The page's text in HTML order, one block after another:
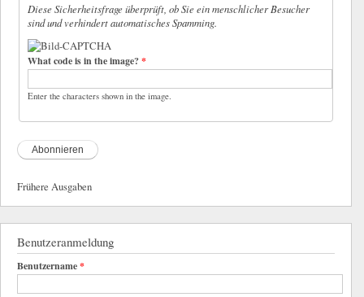
Diese Sicherheitsfrage überprüft, ob Sie ein menschlicher Besucher
sind und verhindert automatisches Spamming.
What code is in the image?*
Enter the characters shown in the image.
Frühere Ausgaben
Benutzeranmeldung
Benutzername*